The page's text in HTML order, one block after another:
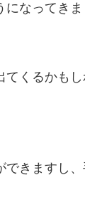
なってき
くるかもし
きますし、